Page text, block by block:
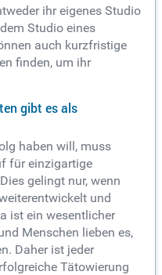
ihr eigenes Studio
Studio eines
auch kurzfristige
finden, um ihr
gibt es als
haben will, muss
für einzigartige
gelingt nur, wenn
und
ist ein wesentlicher
Menschen lieben es,
Daher ist jeder
Tätowierung